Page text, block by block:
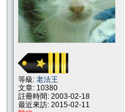
等級: 老法王
文章: 10380
註冊時間: 2003-02-18
最近來訪: 2015-02-11